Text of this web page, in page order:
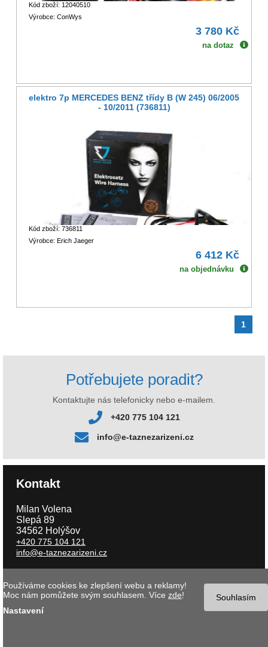
Kód zboží: 12040510
Výrobce: ConWys
3 780 Kč
na dotaz
elektro 7p MERCEDES BENZ třídy B (W 245) 06/2005
- 10/2011 (736811)
Kód zboží: 736811
Výrobce: Erich Jaeger
6 412 Kč
na objednávku
1
Potřebujete poradit?
Kontaktujte nás telefonicky nebo e-mailem.
+420 775 104 121
info@e-taznezarizeni.cz
Kontakt
Milan Volena
Slepá 89
34562 Holýšov
+420 775 104 121
info@e-taznezarizeni.cz
Copyright © 2026 e-taznezarizeni.cz | Aktualizace 08.08.2026 |
internetového obchodu- MK software |Nastavení cookies Souhlasím
Používáme cookies ke zlepšení webu a reklamy!
Moc nám pomůžete svým souhlasem. Více zde!
Nastavení